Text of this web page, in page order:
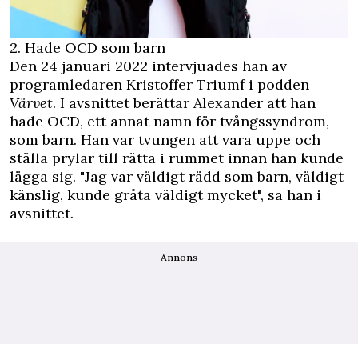
2. Hade OCD som barn
Den 24 januari 2022 intervjuades han av
programledaren Kristoffer Triumf i podden
Värvet. I avsnittet berättar Alexander att han
hade OCD, ett annat namn för tvångssyndrom,
som barn. Han var tvungen att vara uppe och
ställa prylar till rätta i rummet innan han kunde
lägga sig. "Jag var väldigt rädd som barn, väldigt
känslig, kunde gråta väldigt mycket", sa han i
avsnittet.
Annons